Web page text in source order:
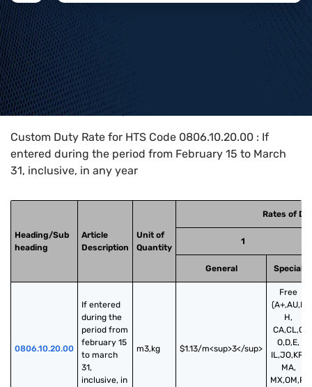
Home>HTS Codes> Chapter
Custom Duty Rate for HTS Code 0806.10.20.00 : If
entered during the period from February 15 to March
31, inclusive, in any year
Heading/Sub
heading
Article
Description
Unit of
Quantity
Rates of
1
General Special
0806.10.20.00
If entered
during the
period from
february 15
to march
31,
inclusive, in
m3,kg $1.13/m<sup>3</sup>
Free
(A+,AU,B
H,
CA,CL,C
O,D,E,
IL,JO,KR,
MA,
MX,OM,P,